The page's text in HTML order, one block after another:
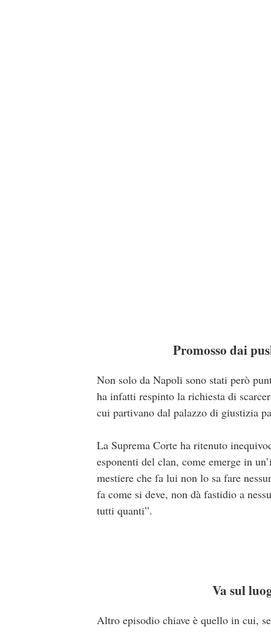
Promosso dai
Non solo da Napoli sono stati però
ha infatti respinto la richiesta di
cui partivano dal palazzo di giustizia
La Suprema Corte ha ritenuto
esponenti del clan, come emerge in
mestiere che fa lui non lo sa fare
fa come si deve, non dà fastidio a
tutti quanti”.
Va sul
Altro episodio chiave è quello in cui,